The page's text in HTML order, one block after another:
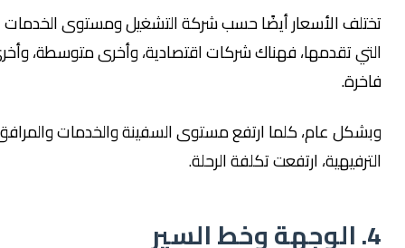
تختلف الأسعار أيضًا حسب شركة التشغيل ومستوى الخدمات
التي تقدمها، فهناك شركات اقتصادية، وأخرى متوسطة، وأخرى
فاخرة.
وبشكل عام، كلما ارتفع مستوى السفينة والخدمات والمرافق
الترفيهية، ارتفعت تكلفة الرحلة.